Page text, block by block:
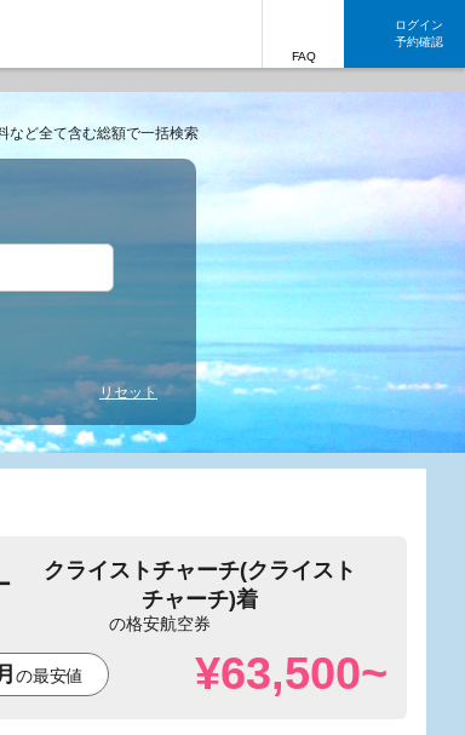
FAQ
ログイン
予約確認
など全て含む総額で一括検索
リセット
クライストチャーチ(クライスト
チャーチ)着
¥63,500~